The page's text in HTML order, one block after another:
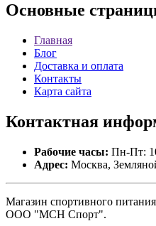
Основные
Главная
Блог
Доставка и оплата
Контакты
Карта сайта
Контактная
Рабочие часы: Пн-Пт:
Адрес: Москва,
Магазин спортивного
ООО "МСН Спорт".